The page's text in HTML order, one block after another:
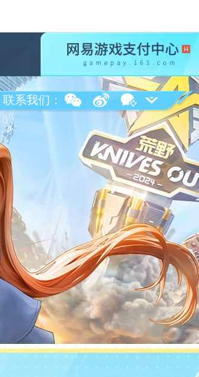
联系我们：